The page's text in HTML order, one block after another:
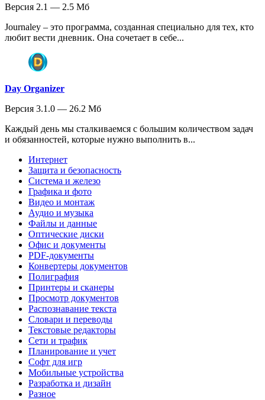
Версия 2.1 — 2.5 Мб
Journaley – это программа, созданная специально для тех, кто
любит вести дневник. Она сочетает в себе...
Day Organizer
Версия 3.1.0 — 26.2 Мб
Каждый день мы сталкиваемся с большим количеством задач
и обязанностей, которые нужно выполнить в...
Интернет
Защита и безопасность
Система и железо
Графика и фото
Видео и монтаж
Аудио и музыка
Файлы и данные
Оптические диски
Офис и документы
PDF-документы
Конвертеры документов
Полиграфия
Принтеры и сканеры
Просмотр документов
Распознавание текста
Словари и переводы
Текстовые редакторы
Сети и трафик
Планирование и учет
Софт для игр
Мобильные устройства
Разработка и дизайн
Разное